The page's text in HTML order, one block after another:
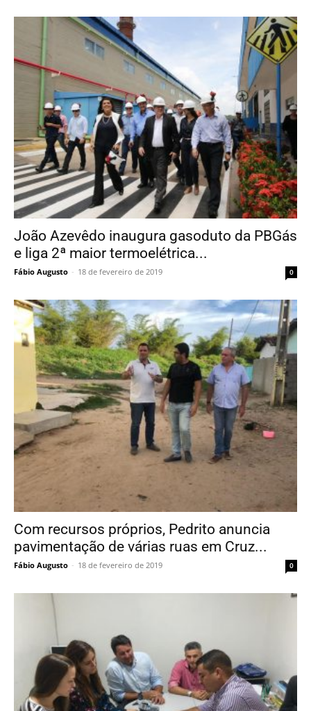
João Azevêdo inaugura gasoduto da PBGás
e liga 2ª maior termoelétrica...
Fábio Augusto - 18 de fevereiro de 2019 0
Com recursos próprios, Pedrito anuncia
pavimentação de várias ruas em Cruz...
Fábio Augusto - 18 de fevereiro de 2019 0